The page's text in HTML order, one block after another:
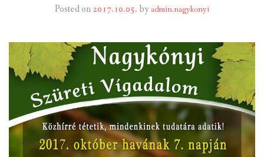
INFORMÁCIÓK
GALÉRIA
KAPCSOLAT
LETÖLTHETŐ NYOMTATVÁNYOK
Posted on2017.10.05.by admin.nagykonyi